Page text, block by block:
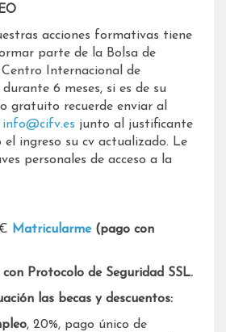
acciones formativas tiene
parte de la Bolsa de
Centro Internacional de
6 meses, si es de su
gratuito recuerde enviar al
info@cifv.es junto al justificante
el ingreso su cv actualizado. Le
personales de acceso a la
Matricularme(pago con
con Protocolo de Seguridad SSL.
las becas y descuentos:
, 20%, pago único de